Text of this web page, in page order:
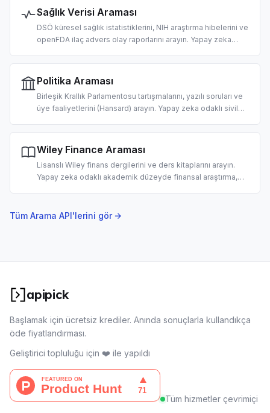
Sağlık Verisi Araması
DSÖ küresel sağlık istatistiklerini, NIH araştırma hibelerini ve
openFDA ilaç advers olay raporlarını arayın. Yapay zeka
için tasarlandı.
Politika Araması
Birleşik Krallık Parlamentosu tartışmalarını, yazılı soruları ve
üye faaliyetlerini (Hansard) arayın. Yapay zeka odaklı sivil
tasarlandı.
Wiley Finance Araması
Lisanslı Wiley finans dergilerini ve ders kitaplarını arayın.
Yapay zeka odaklı akademik düzeyde finansal araştırma,
Tüm Arama API'lerini gör →
apipick
Başlamak için ücretsiz krediler. Anında sonuçlarla kullandıkça
öde fiyatlandırması.
Geliştirici topluluğu için ❤️ ile yapıldı
Tüm hizmetler çevrimiçi